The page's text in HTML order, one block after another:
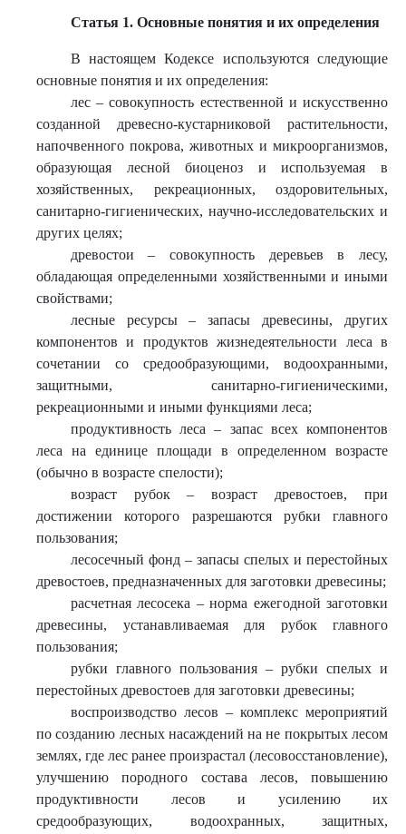
Статья 1. Основные понятия и их определения
В настоящем Кодексе используются следующие
основные понятия и их определения:
лес – совокупность естественной и искусственно
созданной древесно-кустарниковой растительности,
напочвенного покрова, животных и микроорганизмов,
образующая лесной биоценоз и используемая в
хозяйственных, рекреационных, оздоровительных,
санитарно-гигиенических, научно-исследовательских и
других целях;
древостои – совокупность деревьев в лесу,
обладающая определенными хозяйственными и иными
свойствами;
лесные ресурсы – запасы древесины, других
компонентов и продуктов жизнедеятельности леса в
сочетании со средообразующими, водоохранными,
защитными, санитарно-гигиеническими,
рекреационными и иными функциями леса;
продуктивность леса – запас всех компонентов
леса на единице площади в определенном возрасте
(обычно в возрасте спелости);
возраст рубок – возраст древостоев, при
достижении которого разрешаются рубки главного
пользования;
лесосечный фонд – запасы спелых и перестойных
древостоев, предназначенных для заготовки древесины;
расчетная лесосека – норма ежегодной заготовки
древесины, устанавливаемая для рубок главного
пользования;
рубки главного пользования – рубки спелых и
перестойных древостоев для заготовки древесины;
воспроизводство лесов – комплекс мероприятий
по созданию лесных насаждений на не покрытых лесом
землях, где лес ранее произрастал (лесовосстановление),
улучшению породного состава лесов, повышению
продуктивности лесов и усилению их
средообразующих, водоохранных, защитных,